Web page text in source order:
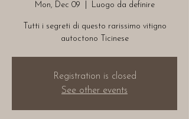
Mon, Dec 09 Luogo da definire
Tutti i segreti di questo rarissimo vitigno
autoctono Ticinese
Registration is closed
See other events